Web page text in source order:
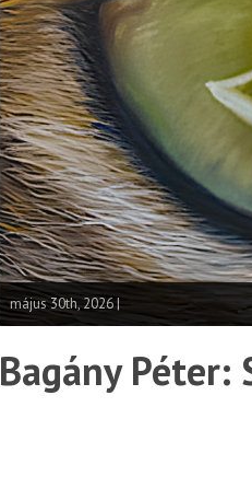
május 30th, 2026 |
Bagány Péter: